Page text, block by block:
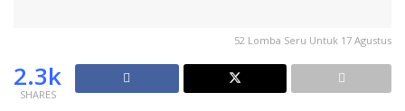
52 Lomba Seru Untuk 17 Agustus
2.3k
SHARES